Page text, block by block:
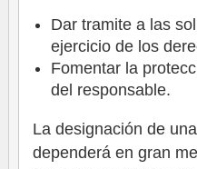
Dar tramite a las
ejercicio de los
Fomentar la
del responsable.
La designación de
dependerá en gran